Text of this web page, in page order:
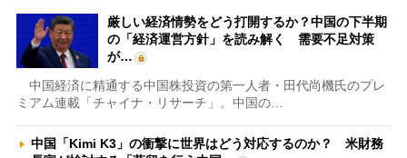
厳しい経済情勢をどう打開するか？中国の下半期
の「経済運営方針」を読み解く 需要不足対策
が…
中国経済に精通する中国株投資の第一人者・田代尚機氏のプレ
ミアム連載「チャイナ・リサーチ」。中国の…
中国「Kimi K3」の衝撃に世界はどう対応するのか？ 米財務